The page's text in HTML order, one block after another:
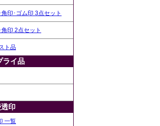
印･ゴム印 3点セット
印 2点セット
ト品
ライ品
印
一覧